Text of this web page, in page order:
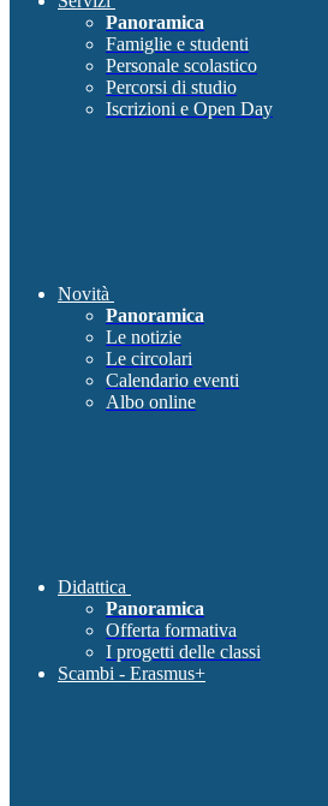
Panoramica
Famiglie e studenti
Personale scolastico
Percorsi di studio
Iscrizioni e Open Day
Novità
Panoramica
Le notizie
Le circolari
Calendario eventi
Albo online
Didattica
Panoramica
Offerta formativa
I progetti delle classi
Scambi - Erasmus+